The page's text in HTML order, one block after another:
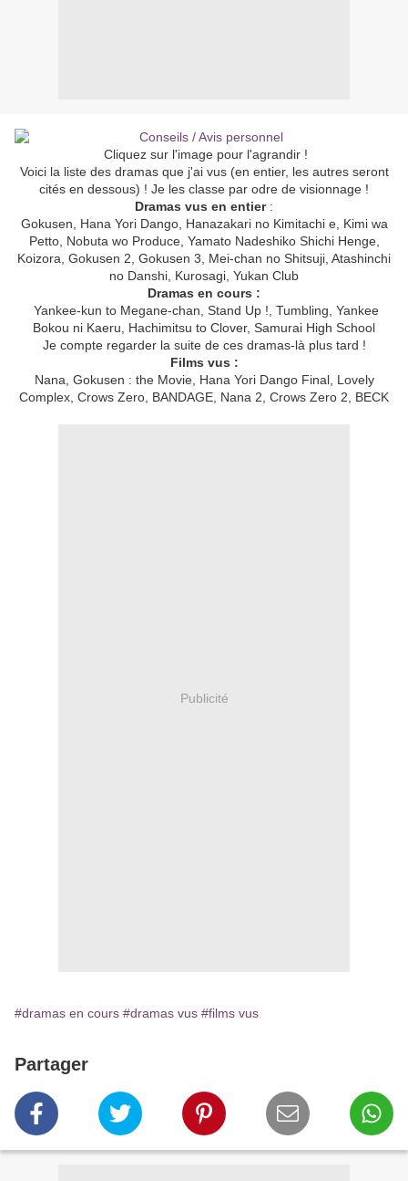
Cliquez sur l'image pour l'agrandir !
Voici la liste des dramas que j'ai vus (en entier, les autres seront
cités en dessous) ! Je les classe par odre de visionnage !
Dramas vus en entier:
Gokusen, Hana Yori Dango, Hanazakari no Kimitachi e, Kimi wa
Petto, Nobuta wo Produce, Yamato Nadeshiko Shichi Henge,
Koizora, Gokusen 2, Gokusen 3, Mei-chan no Shitsuji, Atashinchi
no Danshi, Kurosagi, Yukan Club
Dramas en cours :
Yankee-kun to Megane-chan, Stand Up !, Tumbling, Yankee
Bokou ni Kaeru, Hachimitsu to Clover, Samurai High School
Je compte regarder la suite de ces dramas-là plus tard !
Films vus :
Nana, Gokusen : the Movie, Hana Yori Dango Final, Lovely
Complex, Crows Zero, BANDAGE, Nana 2, Crows Zero 2, BECK
Publicité
#dramas en cours #dramas vus #films vus
Partager